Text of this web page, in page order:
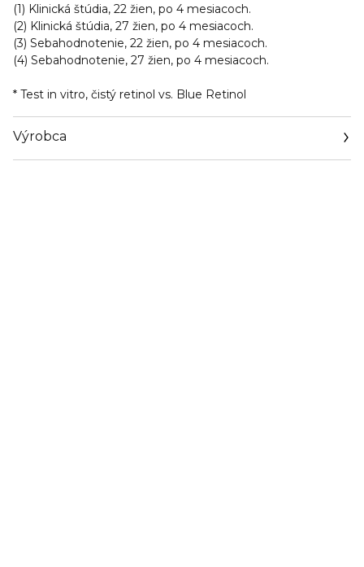
(1) Klinická štúdia, 22 žien, po 4 mesiacoch.
(2) Klinická štúdia, 27 žien, po 4 mesiacoch.
(3) Sebahodnotenie, 22 žien, po 4 mesiacoch.
(4) Sebahodnotenie, 27 žien, po 4 mesiacoch.
* Test in vitro, čistý retinol vs. Blue Retinol
Výrobca